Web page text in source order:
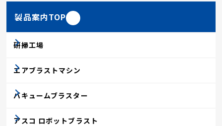
製品案内TOP
研掃工場
エアブラストマシン
バキュームブラスター
アスコ ロボットブラスト